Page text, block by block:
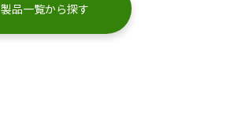
製品一覧から探す